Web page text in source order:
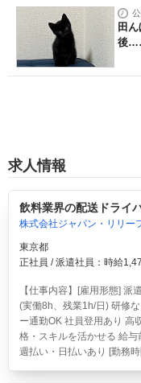
田
後
求人情報
飲料業界の配送ドライ
株式会社ジャパン・リリー
東京都
正社員 / 派遣社員：時給
【仕事内容】[雇用形態] 派
(実働8h、残業1h/日) 研修
ー通勤OK 社員登用あり 高
格・スキルを活かせる 給
週払い・日払いあり [勤務